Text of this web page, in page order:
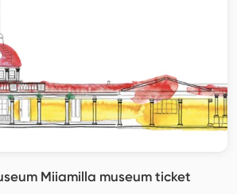
Miiamilla museum ticket